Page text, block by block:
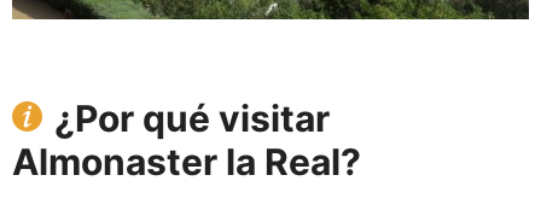
¿Por qué visitar
Almonaster la Real?